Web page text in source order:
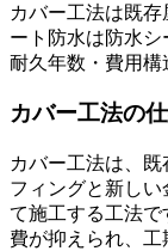
カバー工法は既
ート防水は防水シ
耐久年数・費用構
カバー工法の
カバー工法は、
フィングと新し
て施工する工法
費が抑えられ、